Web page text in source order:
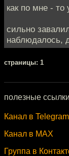
как по мне - то
сильно
наблюдалось,
cтраницы: 1
полезные ссылки
Канал в Telegram
Канал в MAX
Группа в